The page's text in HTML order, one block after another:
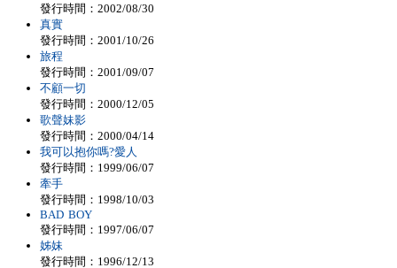
發行時間：2002/08/30
真實
發行時間：2001/10/26
旅程
發行時間：2001/09/07
不顧一切
發行時間：2000/12/05
歌聲妹影
發行時間：2000/04/14
我可以抱你嗎?愛人
發行時間：1999/06/07
牽手
發行時間：1998/10/03
BAD BOY
發行時間：1997/06/07
姊妹
發行時間：1996/12/13